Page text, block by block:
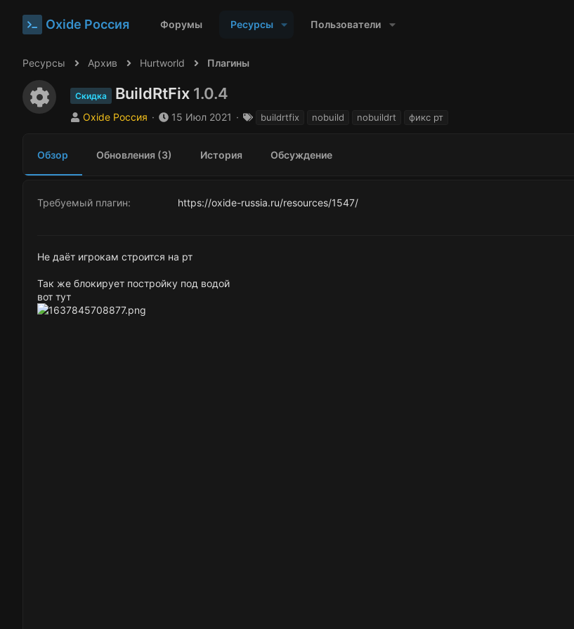
Oxide Россия Форумы Ресурсы Пользователи
Ресурсы Архив Hurtworld Плагины
Иконка ресурса
Скидка BuildRtFix 1.0.4
А
Oxide Россия
Д
я
15 Июл 2021 buildrtfix nobuild nobuildrt фикс рт
Обзор Обновления (3) История Обсуждение
Требуемый плагин https://oxide-russia.ru/resources/1547/
Не даёт игрокам строится на рт
Так же блокирует постройку под водой
вот тут